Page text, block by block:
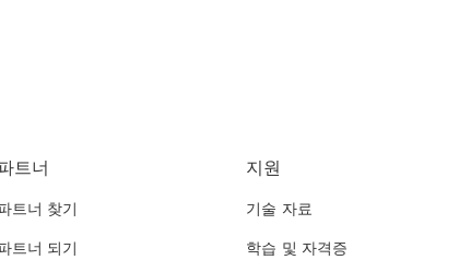
트너
트너 찾기
트너 되기
지원
기술 자료
학습 및 자격증